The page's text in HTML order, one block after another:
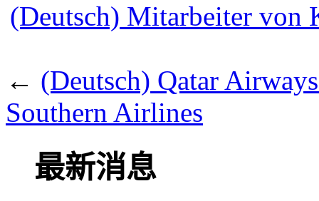
(Deutsch) Mitarbeiter von
← (Deutsch) Qatar
Southern Airlines
最新消息